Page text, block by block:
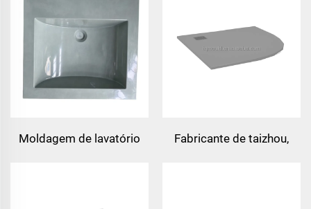
Moldagem de lavatório
Fabricante de taizhou,